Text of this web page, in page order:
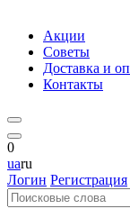
Акции
Советы
Доставка и
Контакты
0
uaru
Логин Регистрация